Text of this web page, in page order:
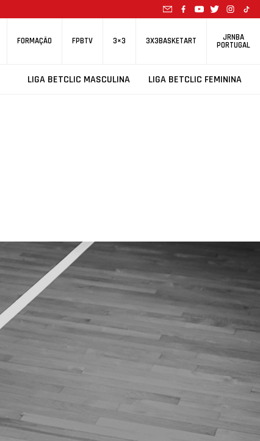
FORMAÇÃO FPBTV 3×3 3X3BASKETART JRNBA
PORTUGAL
LIGA BETCLIC MASCULINA LIGA BETCLIC FEMININA